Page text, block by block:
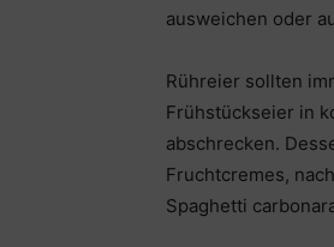
ausweichen oder
Rühreier sollten
Frühstückseier in
abschrecken.
Fruchtcremes,
Spaghetti